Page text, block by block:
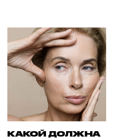
КАКОЙ ДОЛЖНА